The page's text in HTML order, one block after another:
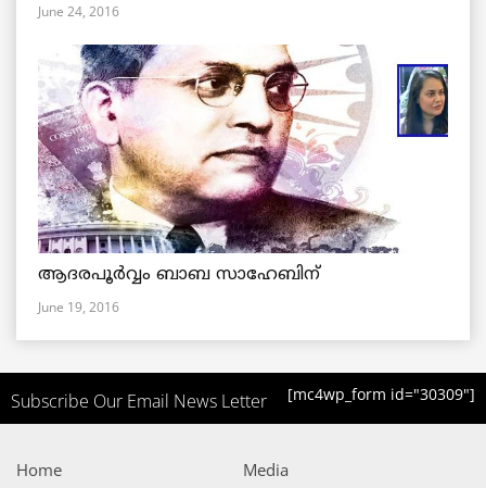
June 24, 2016
ആദരപൂര്‍വ്വം ബാബ സാഹേബിന്
June 19, 2016
Subscribe Our Email News Letter [mc4wp_form id="30309"]
Home
Media